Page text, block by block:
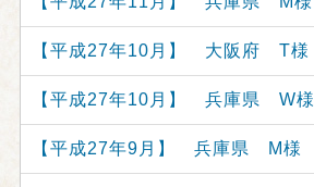
【平成27年10月】 大阪府 T様
【平成27年10月】 兵庫県 W様
【平成27年9月】 兵庫県 M様